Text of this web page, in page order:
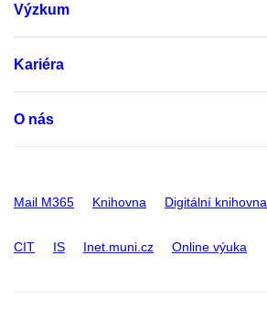
Výzkum
Kariéra
O nás
Mail M365 Knihovna Digitální knihovna
CIT IS Inet.muni.cz Online výuka